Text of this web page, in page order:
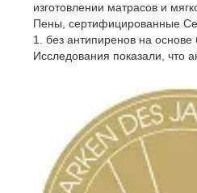
изготовлении матрасов и
Пены, сертифицированные
1. без антипиренов на
Исследования показали, что
заболеваний у людей и кошек.
антипиренов могут быть
изготовления
требованиям пожарной
2. без ртути, свинца и
Хотя эти вещества не
компонентами сырья для